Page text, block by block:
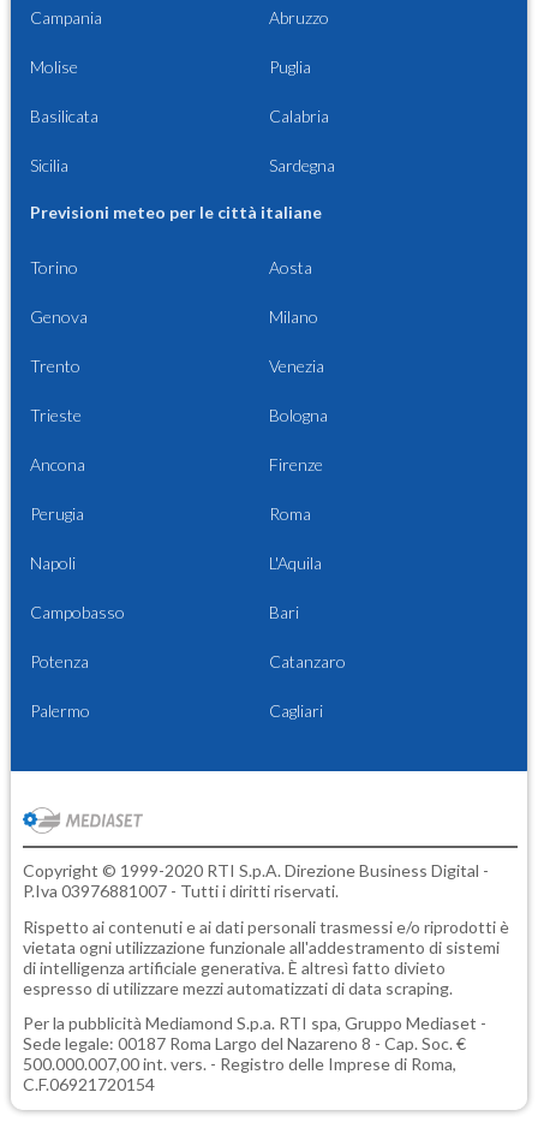
Campania Abruzzo
Molise Puglia
Basilicata Calabria
Sicilia Sardegna
Previsioni meteo per le città italiane
Torino Aosta
Genova Milano
Trento Venezia
Trieste Bologna
Ancona Firenze
Perugia Roma
Napoli L'Aquila
Campobasso Bari
Potenza Catanzaro
Palermo Cagliari
Copyright © 1999-2020 RTI S.p.A. Direzione Business Digital -
P.Iva 03976881007 - Tutti i diritti riservati.
Rispetto ai contenuti e ai dati personali trasmessi e/o riprodotti è
vietata ogni utilizzazione funzionale all'addestramento di sistemi
di intelligenza artificiale generativa. È altresì fatto divieto
espresso di utilizzare mezzi automatizzati di data scraping.
Per la pubblicità Mediamond S.p.a. RTI spa, Gruppo Mediaset -
Sede legale: 00187 Roma Largo del Nazareno 8 - Cap. Soc. €
500.000.007,00 int. vers. - Registro delle Imprese di Roma,
C.F.06921720154